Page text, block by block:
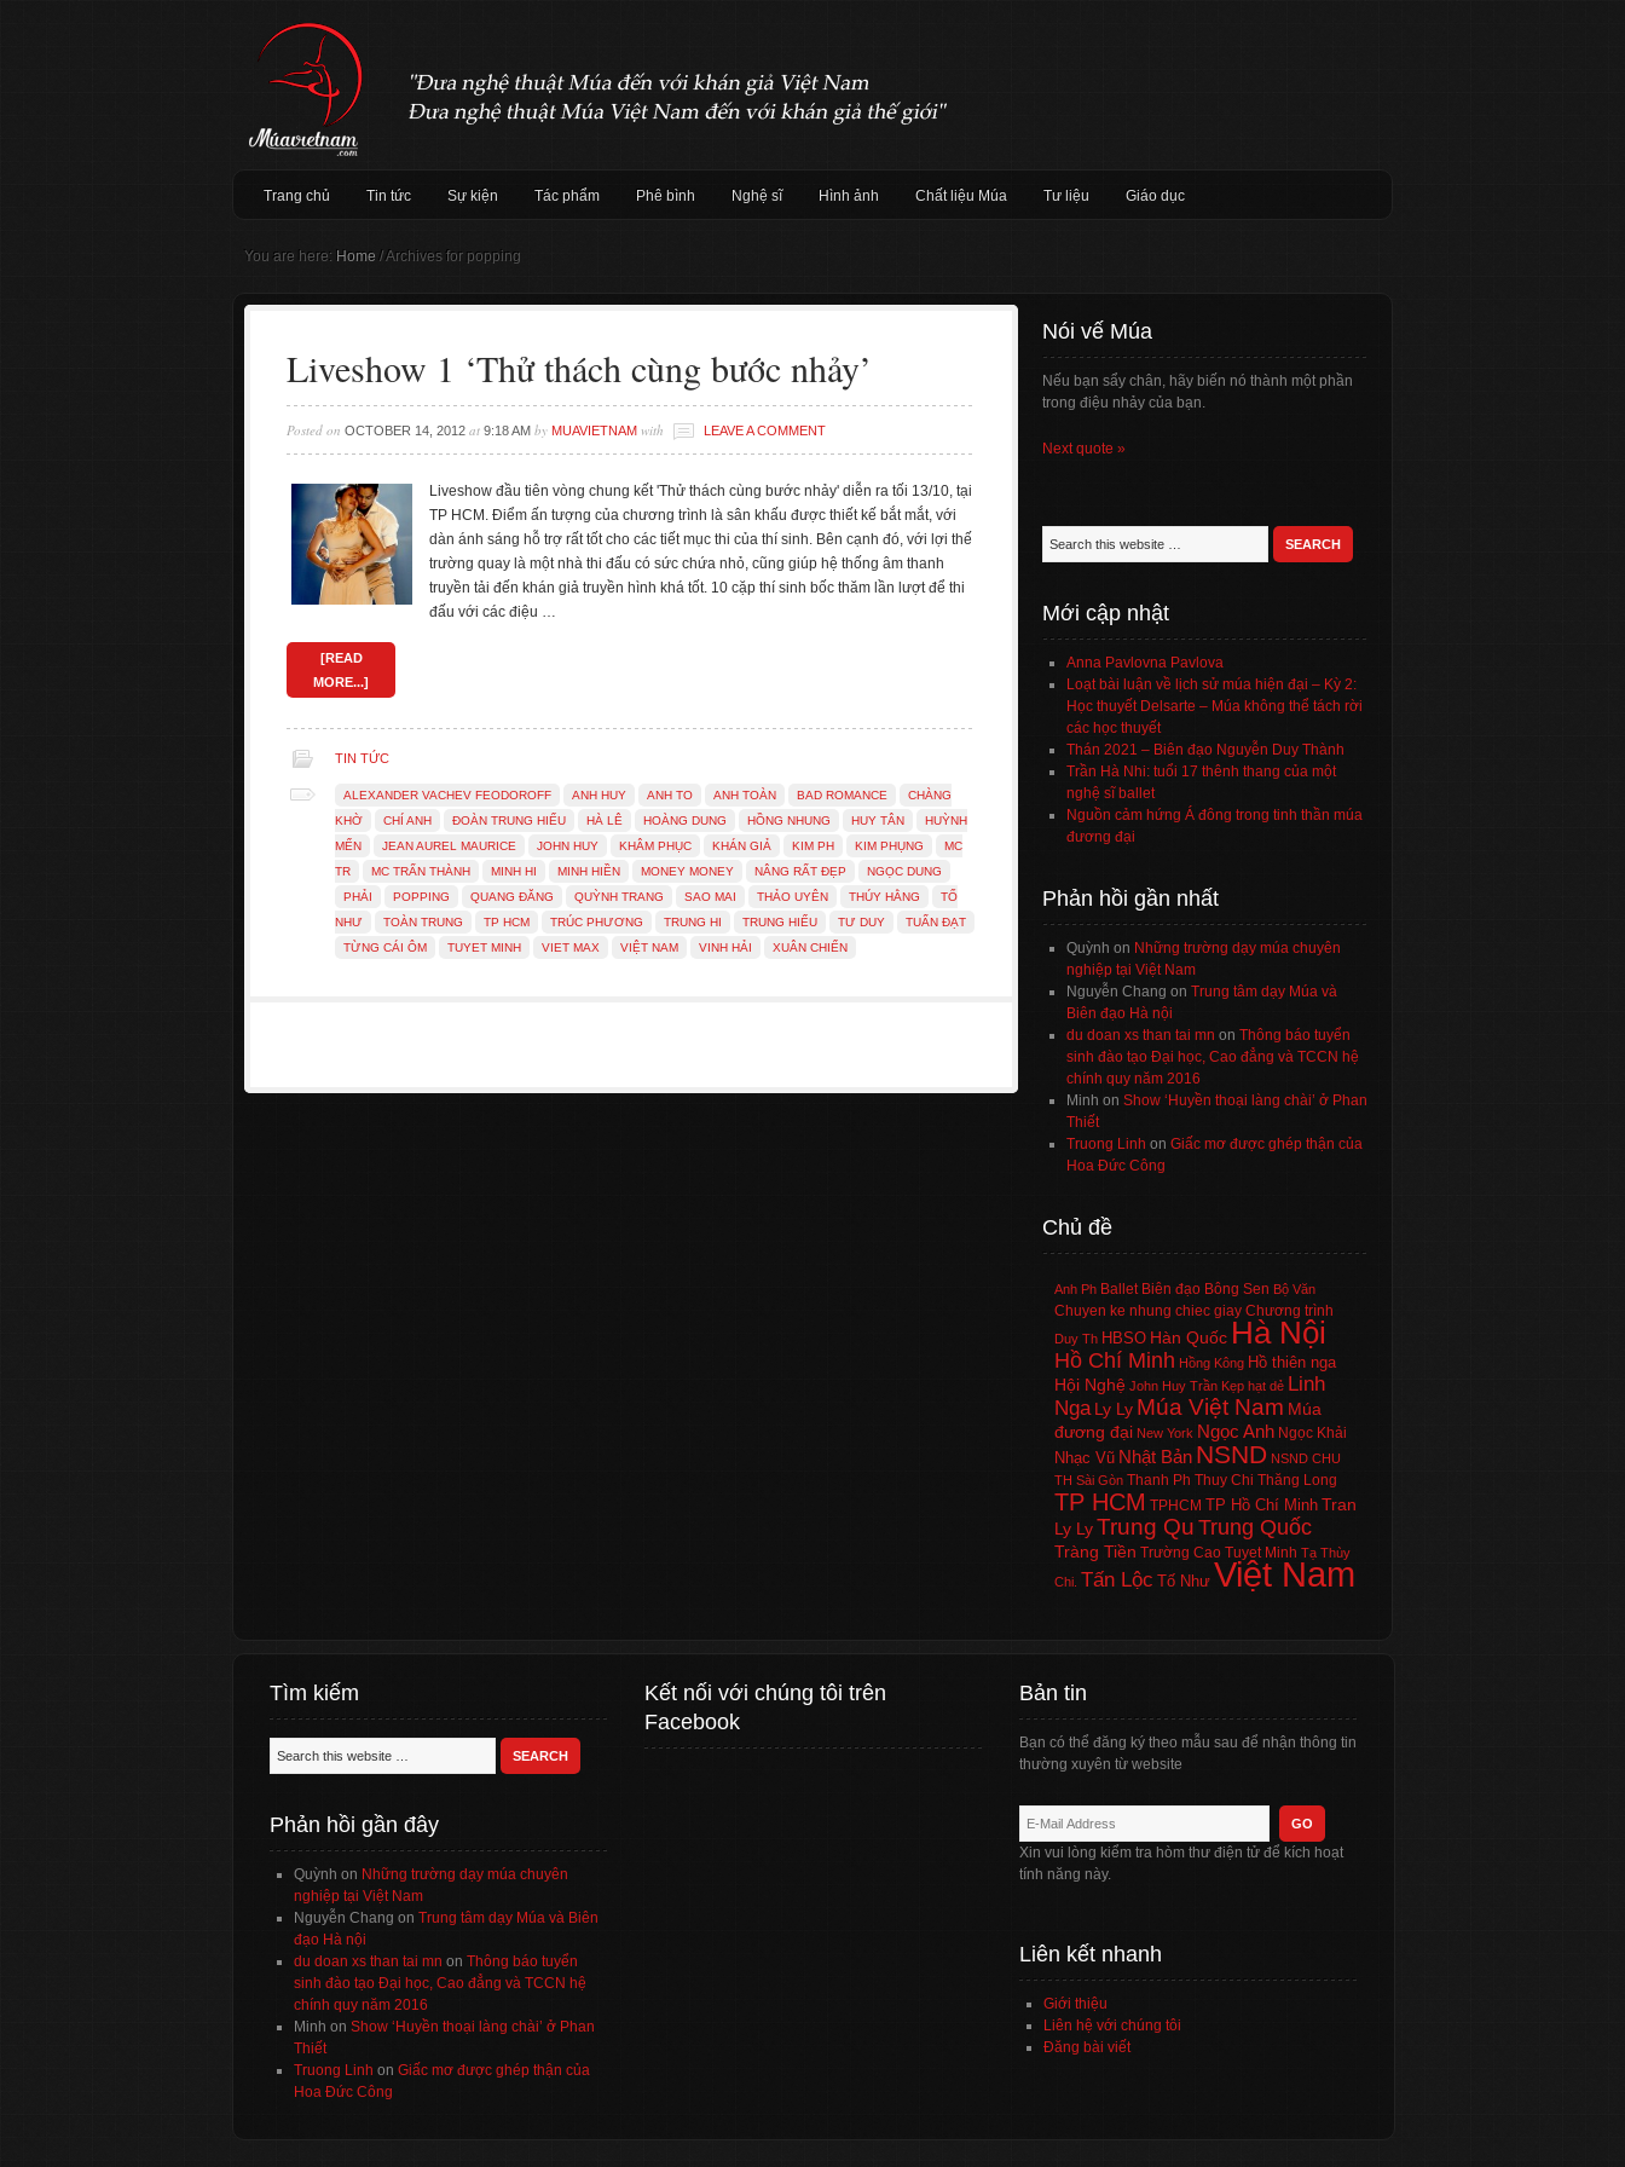
Trang chủ Tin tức Sự kiện Tác phẩm Phê bình Nghệ sĩ Hình ảnh Chất liệu Múa Tư liệu Giáo dục
You are here: Home /Archives for popping
Liveshow 1 ‘Thử thách cùng bước nhảy’
Posted on OCTOBER 14, 2012 at 9:18 AM by MUAVIETNAM with LEAVE A COMMENT
Liveshow đầu tiên vòng chung kết 'Thử thách cùng bước nhảy' diễn ra tối 13/10, tại
TP HCM. Điểm ấn tượng của chương trình là sân khấu được thiết kế bắt mắt, với
dàn ánh sáng hỗ trợ rất tốt cho các tiết mục thi của thí sinh. Bên cạnh đó, với lợi thế
trường quay là một nhà thi đấu có sức chứa nhỏ, cũng giúp hệ thống âm thanh
truyền tải đến khán giả truyền hình khá tốt. 10 cặp thí sinh bốc thăm lần lượt để thi
đấu với các điệu …
[READ
MORE...]
TIN TỨC
ALEXANDER VACHEV FEODOROFF ANH HUY ANH TO ANH TOÀN BAD ROMANCE
CHÀNG
KHỜ
CHÍ ANH ĐOÀN TRUNG HIẾU HÀ LÊ HOÀNG DUNG HỒNG NHUNG HUY TÂN
HUỲNH
MẾN
JEAN AUREL MAURICE JOHN HUY KHÂM PHỤC KHÁN GIẢ KIM PH KIM PHỤNG
MC
TR
MC TRẤN THÀNH MINH HI MINH HIỀN MONEY MONEY NÂNG RẤT ĐẸP
NGỌC DUNG
PHẢI
POPPING QUANG ĐĂNG QUỲNH TRANG SAO MAI THẢO UYÊN THÚY HẰNG
TỐ
NHƯ
TOÀN TRUNG TP HCM TRÚC PHƯƠNG TRUNG HI TRUNG HIẾU TƯ DUY
TUẤN ĐẠT
TỪNG CÁI ÔM
TUYET MINH VIET MAX VIỆT NAM VINH HẢI XUÂN CHIẾN
Nói vế Múa
Nếu bạn sẩy chân, hãy biến nó thành một phần
trong điệu nhảy của bạn.
Next quote »
Mới cập nhật
Anna Pavlovna Pavlova
Loạt bài luận về lịch sử múa hiện đại – Kỳ 2:
Học thuyết Delsarte – Múa không thể tách rời
các học thuyết
Thán 2021 – Biên đạo Nguyễn Duy Thành
Trần Hà Nhi: tuổi 17 thênh thang của một
nghệ sĩ ballet
Nguồn cảm hứng Á đông trong tinh thần múa
đương đại
Phản hồi gần nhất
Quỳnh on Những trường dạy múa chuyên
nghiệp tại Việt Nam
Nguyễn Chang on Trung tâm dạy Múa và
Biên đạo Hà nội
du doan xs than tai mn on Thông báo tuyển
sinh đào tạo Đại học, Cao đẳng và TCCN hệ
chính quy năm 2016
Minh on Show ‘Huyền thoại làng chài’ ở Phan
Thiết
Truong Linh on Giấc mơ được ghép thận của
Hoa Đức Công
Chủ đề
Anh Ph Ballet Biên đạo Bông Sen Bộ Văn
Chuyen ke nhung chiec giay Chương trình
Duy Th HBSO Hàn Quốc Hà Nội
Hồ Chí Minh Hồng Kông Hồ thiên nga
Hội Nghệ John Huy Trần Kẹp hạt dẻ Linh
Nga Ly Ly Múa Việt Nam Múa
đương đại New York Ngọc Anh Ngọc Khải
Nhạc Vũ Nhật Bản NSND NSND CHU
TH Sài Gòn Thanh Ph Thuy Chi Thăng Long
TP HCM TPHCM TP Hồ Chí Minh Tran
Ly LyTrung Qu Trung Quốc
Tràng Tiền Trường Cao Tuyet Minh Tạ Thùy
Chi. Tấn Lộc Tố Như Việt Nam
Tìm kiếm
Phản hồi gần đây
Quỳnh on Những trường dạy múa chuyên
nghiệp tại Việt Nam
Nguyễn Chang on Trung tâm dạy Múa và Biên
đạo Hà nội
du doan xs than tai mn on Thông báo tuyển
sinh đào tạo Đại học, Cao đẳng và TCCN hệ
chính quy năm 2016
Minh on Show ‘Huyền thoại làng chài’ ở Phan
Thiết
Truong Linh on Giấc mơ được ghép thận của
Hoa Đức Công
Kết nối với chúng tôi trên
Facebook
Bản tin
Bạn có thể đăng ký theo mẫu sau để nhận thông tin
thường xuyên từ website
Xin vui lòng kiểm tra hòm thư điện tử để kích hoạt
tính năng này.
Liên kết nhanh
Giới thiệu
Liên hệ với chúng tôi
Đăng bài viết